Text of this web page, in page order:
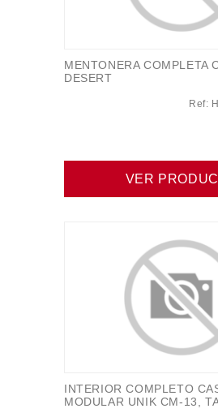
MENTONERA COMPLETA
DESERT
Ref:
VER
INTERIOR COMPLETO
MODULAR UNIK CM-13,